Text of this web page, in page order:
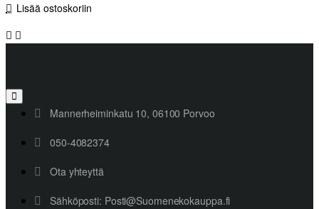
Lisää ostoskoriin
Mannerheiminkatu 10, 06100 Porvoo
050-4082374
Ota yhteyttä
Sähköposti: Posti@Suomenekokauppa.fi